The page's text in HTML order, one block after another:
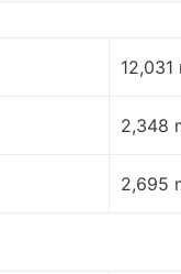
12,031
2,348
2,695